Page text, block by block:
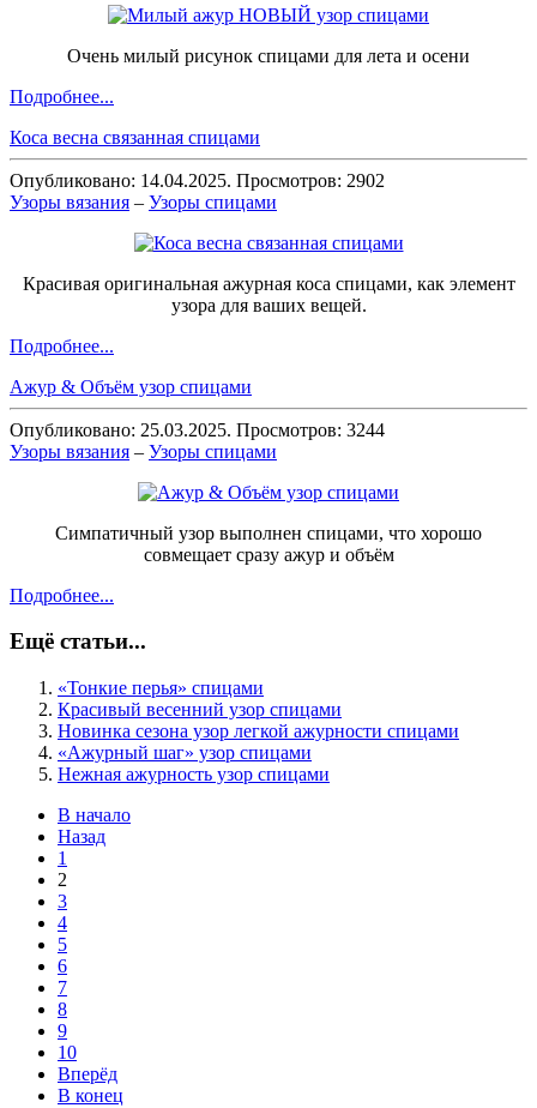
Очень милый рисунок спицами для лета и осени
Подробнее...
Коса весна связанная спицами
Опубликовано: 14.04.2025. Просмотров: 2902
Узоры вязания – Узоры спицами
Красивая оригинальная ажурная коса спицами, как элемент
узора для ваших вещей.
Подробнее...
Ажур & Объём узор спицами
Опубликовано: 25.03.2025. Просмотров: 3244
Узоры вязания – Узоры спицами
Симпатичный узор выполнен спицами, что хорошо
совмещает сразу ажур и объём
Подробнее...
Ещё статьи...
«Тонкие перья» спицами
Красивый весенний узор спицами
Новинка сезона узор легкой ажурности спицами
«Ажурный шаг» узор спицами
Нежная ажурность узор спицами
В начало
Назад
1
2
3
4
5
6
7
8
9
10
Вперёд
В конец